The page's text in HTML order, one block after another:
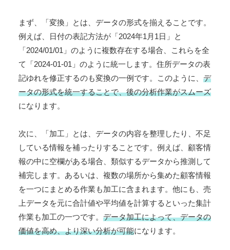
まず、「変換」とは、データの形式を揃えることです。
例えば、日付の表記方法が「2024年1月1日」と
「2024/01/01」のように複数存在する場合、これらを全
て「2024-01-01」のように統一します。住所データの表
記ゆれを修正するのも変換の一例です。このように、 デ
ータの形式を統一することで、後の分析作業がスムーズ
になります。
次に、「加工」とは、データの内容を整理したり、不足
している情報を補ったりすることです。例えば、顧客情
報の中に空欄がある場合、類似するデータから推測して
補完します。あるいは、複数の場所から集めた顧客情報
を一つにまとめる作業も加工に含まれます。他にも、売
上データを元に合計値や平均値を計算するといった集計
作業も加工の一つです。 データ加工によって、データの
価値を高め、より深い分析が可能になります。